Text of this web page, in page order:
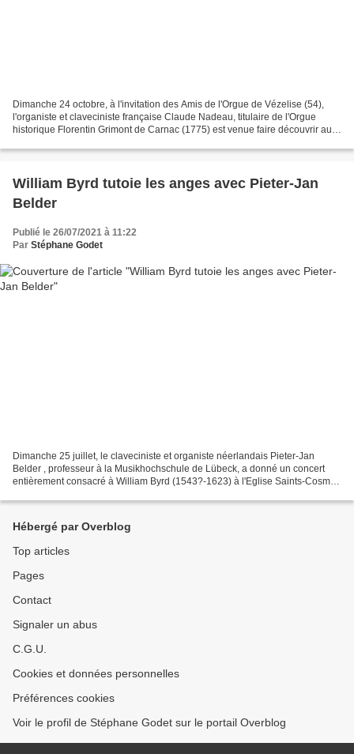
Dimanche 24 octobre, à l'invitation des Amis de l'Orgue de Vézelise (54),
l'organiste et claveciniste française Claude Nadeau, titulaire de l'Orgue
historique Florentin Grimont de Carnac (1775) est venue faire découvrir au
William Byrd tutoie les anges avec Pieter-Jan
Belder
Publié le 26/07/2021 à 11:22
Par Stéphane Godet
Dimanche 25 juillet, le claveciniste et organiste néerlandais Pieter-Jan
Belder , professeur à la Musikhochschule de Lübeck, a donné un concert
entièrement consacré à William Byrd (1543?-1623) à l'Eglise Saints-Cosme-
Hébergé par Overblog
Top articles
Pages
Contact
Signaler un abus
C.G.U.
Cookies et données personnelles
Préférences cookies
Voir le profil de Stéphane Godet sur le portail Overblog